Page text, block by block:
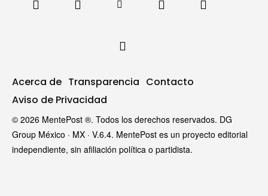
Acerca de Transparencia Contacto
Aviso de Privacidad
© 2026 MentePost ®. Todos los derechos reservados. DG
Group México · MX · V.6.4. MentePost es un proyecto editorial
independiente, sin afiliación política o partidista.